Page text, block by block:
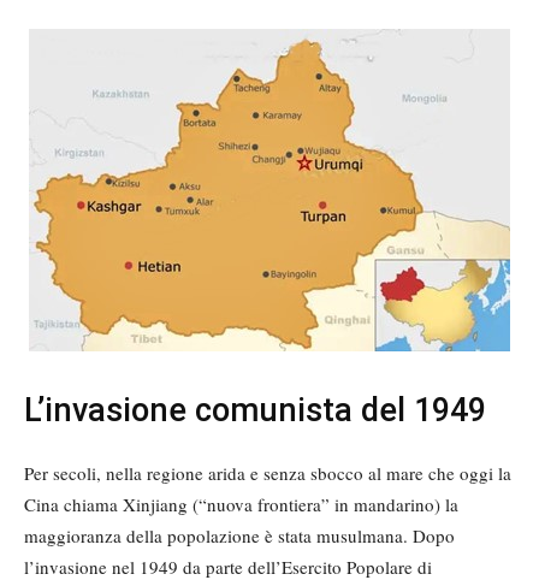
L’invasione comunista del 1949
Per secoli, nella regione arida e senza sbocco al mare che oggi la
Cina chiama Xinjiang (“nuova frontiera” in mandarino) la
maggioranza della popolazione è stata musulmana. Dopo
l’invasione nel 1949 da parte dell’Esercito Popolare di